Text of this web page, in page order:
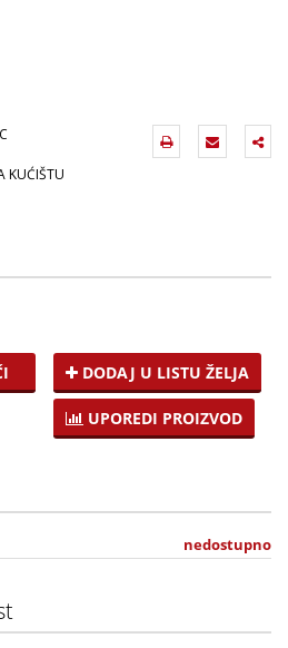
KUĆIŠTU
DODAJ U LISTU ŽELJA
UPOREDI PROIZVOD
nedostupno